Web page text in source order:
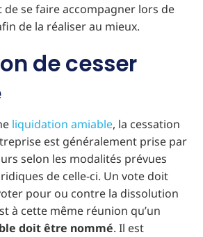
de se faire accompagner lors de
de la réaliser au mieux.
de cesser
liquidation amiable, la cessation
est généralement prise par
selon les modalités prévues
de celle-ci. Un vote doit
pour ou contre la dissolution
à cette même réunion qu’un
doit être nommé. Il est